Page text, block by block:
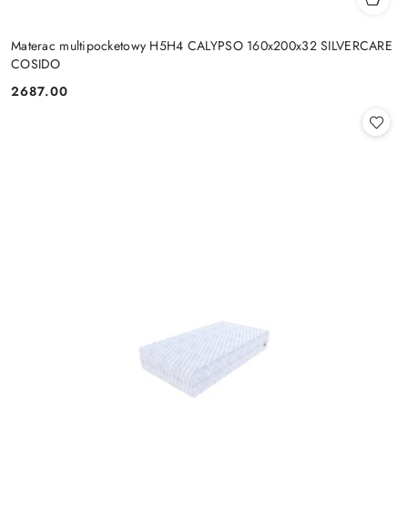
Materac multipocketowy H5H4 CALYPSO 160x200x32 SILVERCARE
COSIDO
Cena:
2687.00